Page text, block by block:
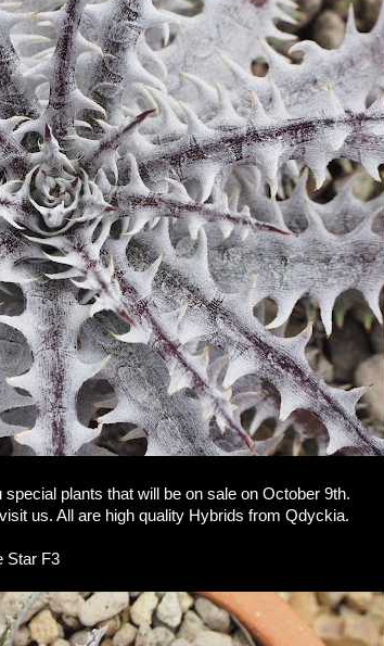
plants that will be on sale on October 9th.
us. All are high quality Hybrids from Qdyckia.
Star F3